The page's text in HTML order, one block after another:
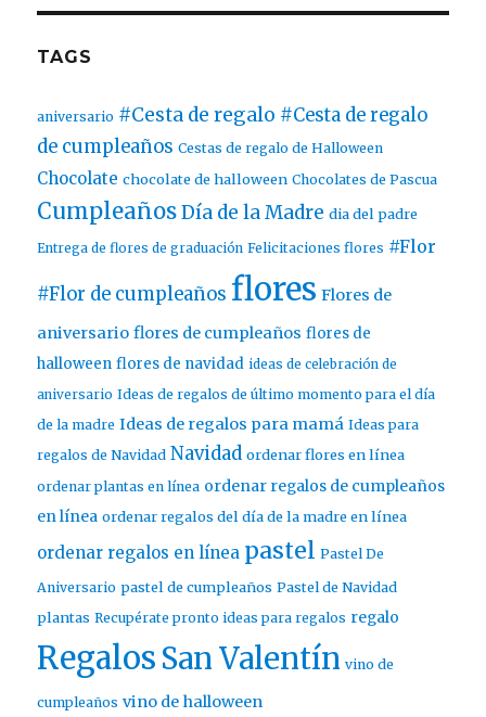
TAGS
aniversario #Cesta de regalo #Cesta de regalo
de cumpleaños Cestas de regalo de Halloween
Chocolate chocolate de halloween Chocolates de Pascua
Cumpleaños Día de la Madre dia del padre
Entrega de flores de graduación Felicitaciones flores #Flor
#Flor de cumpleaños flores Flores de
aniversario flores de cumpleaños flores de
halloween flores de navidad ideas de celebración de
aniversario Ideas de regalos de último momento para el día
de la madre Ideas de regalos para mamá Ideas para
regalos de Navidad Navidad ordenar flores en línea
ordenar plantas en línea ordenar regalos de cumpleaños
en línea ordenar regalos del día de la madre en línea
ordenar regalos en línea pastel Pastel De
Aniversario pastel de cumpleaños Pastel de Navidad
plantas Recupérate pronto ideas para regalos regalo
Regalos San Valentín vino de
cumpleaños vino de halloween